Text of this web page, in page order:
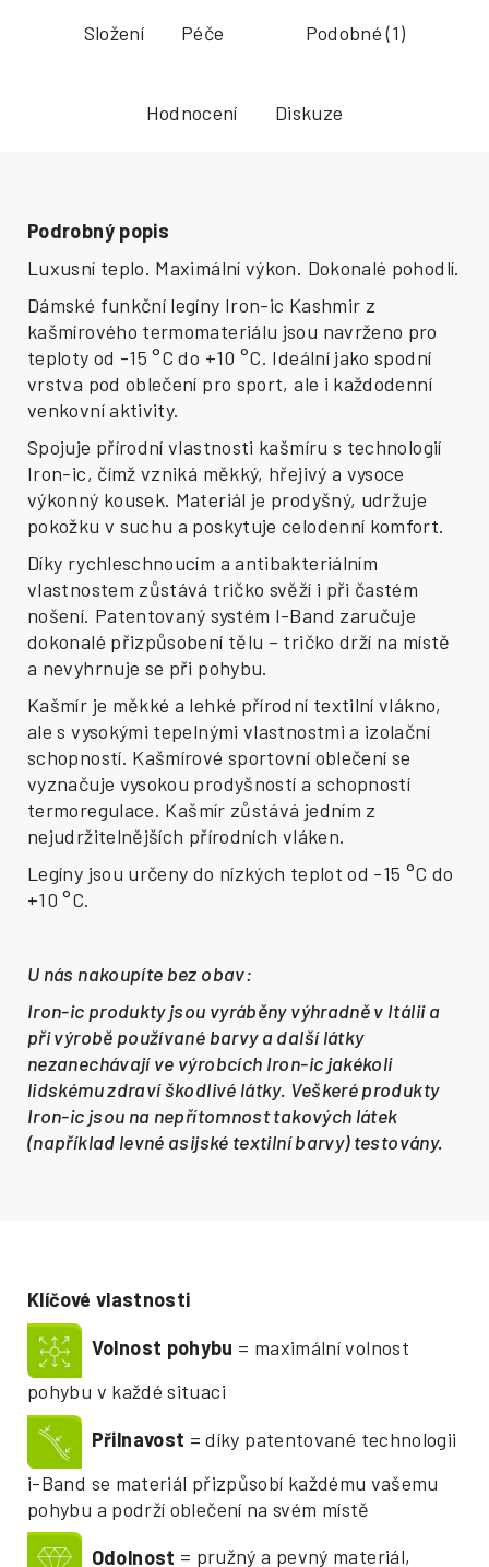
Složení Péče Podobné (1)
Hodnocení Diskuze
Podrobný popis
Luxusní teplo. Maximální výkon. Dokonalé pohodlí.
Dámské funkční legíny Iron-ic Kashmir z
kašmírového termomateriálu jsou navrženo pro
teploty od -15 °C do +10 °C. Ideální jako spodní
vrstva pod oblečení pro sport, ale i každodenní
venkovní aktivity.
Spojuje přírodní vlastnosti kašmíru s technologií
Iron-ic, čímž vzniká měkký, hřejivý a vysoce
výkonný kousek. Materiál je prodyšný, udržuje
pokožku v suchu a poskytuje celodenní komfort.
Díky rychleschnoucím a antibakteriálním
vlastnostem zůstává tričko svěží i při častém
nošení. Patentovaný systém I-Band zaručuje
dokonalé přizpůsobení tělu – tričko drží na místě
a nevyhrnuje se při pohybu.
Kašmír je měkké a lehké přírodní textilní vlákno,
ale s vysokými tepelnými vlastnostmi a izolační
schopností. Kašmírové sportovní oblečení se
vyznačuje vysokou prodyšností a schopností
termoregulace. Kašmír zůstává jedním z
nejudržitelnějších přírodních vláken.
Legíny jsou určeny do nízkých teplot od -15 °C do
+10 °C.
U nás nakoupíte bez obav:
Iron-ic produkty jsou vyráběny výhradně v Itálii a
při výrobě používané barvy a další látky
nezanechávají ve výrobcích Iron-ic jakékoli
lidskému zdraví škodlivé látky. Veškeré produkty
Iron-ic jsou na nepřítomnost takových látek
(například levné asijské textilní barvy) testovány.
Klíčové vlastnosti
Volnost pohybu = maximální volnost
pohybu v každé situaci
Přilnavost = díky patentované technologii
i-Band se materiál přizpůsobí každému vašemu
pohybu a podrží oblečení na svém místě
Odolnost = pružný a pevný materiál,